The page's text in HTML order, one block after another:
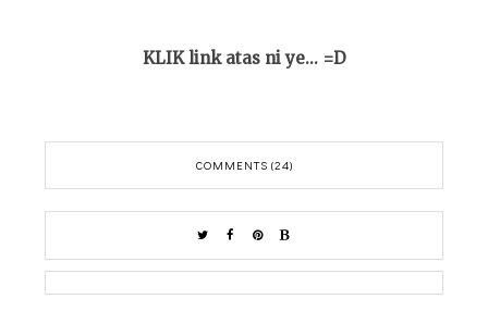
KLIK link atas ni ye... =D
COMMENTS (24)